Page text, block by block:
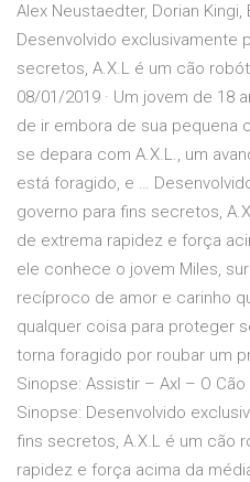
Alex Neustaedter, Dorian Kingi,
Desenvolvido exclusivamente
secretos, A.X.L é um cão
08/01/2019 · Um jovem de 18
de ir embora de sua pequena
se depara com A.X.L., um
está foragido, e …
governo para fins secretos,
de extrema rapidez e força
ele conhece o jovem Miles,
recíproco de amor e carinho
qualquer coisa para proteger
torna foragido por roubar um
Sinopse: Assistir – Axl – O
Sinopse: Desenvolvido
fins secretos, A.X.L é um cão
rapidez e força acima da